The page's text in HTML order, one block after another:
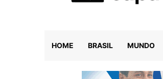
HOME BRASIL MUNDO